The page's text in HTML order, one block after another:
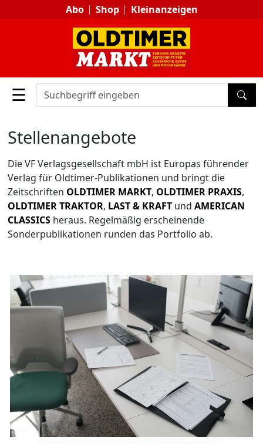
Abo Shop Kleinanzeigen
☰
Stellenangebote
Die VF Verlagsgesellschaft mbH ist Europas führender
Verlag für Oldtimer-Publikationen und bringt die
Zeitschriften OLDTIMER MARKT, OLDTIMER PRAXIS,
OLDTIMER TRAKTOR, LAST & KRAFT und AMERICAN
CLASSICS heraus. Regelmäßig erscheinende
Sonderpublikationen runden das Portfolio ab.